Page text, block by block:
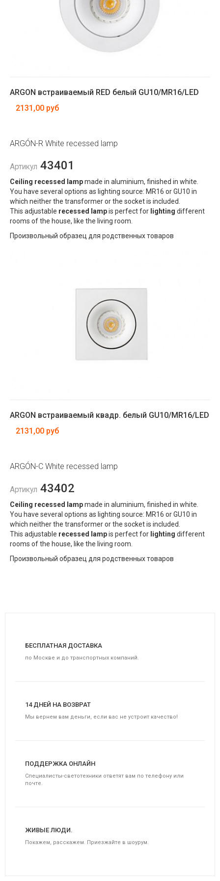
ARGON встраиваемый RED белый GU10/MR16/LED
2131,00 руб
ARGÓN-R White recessed lamp
Артикул 43401
Ceiling recessed lampmade in aluminium, finished in white.
You have several options as lighting source: MR16 or GU10 in
which neither the transformer or the socket is included.
This adjustable recessed lampis perfect for lighting different
rooms of the house, like the living room.
Произвольный образец для родственных товаров
ARGON встраиваемый квадр. белый GU10/MR16/LED
2131,00 руб
ARGÓN-C White recessed lamp
Артикул 43402
Ceiling recessed lampmade in aluminium, finished in white.
You have several options as lighting source: MR16 or GU10 in
which neither the transformer or the socket is included.
This adjustable recessed lampis perfect for lighting different
rooms of the house, like the living room.
Произвольный образец для родственных товаров
БЕСПЛАТНАЯ ДОСТАВКА
по Москве и до транспортных компаний.
14 ДНЕЙ НА ВОЗВРАТ
Мы вернем вам деньги, если вас не устроит качество!
ПОДДЕРЖКА ОНЛАЙН
Специалисты-светотехники ответят вам по телефону или
почте.
ЖИВЫЕ ЛЮДИ.
Покажем, расскажем. Приезжайте в шоурум.